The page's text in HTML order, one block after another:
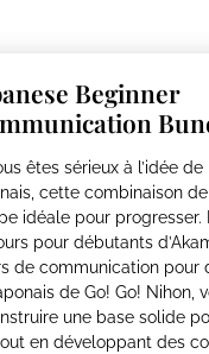
Beginner
êtes sérieux à l’idée
cette combinaison
idéale pour progresser.
pour débutants
de communication pour
de Go! Go! Nihon,
une base solide
en développant des